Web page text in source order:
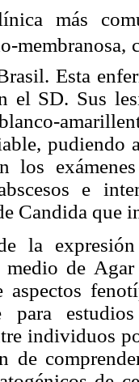
más
membranosa,
Esta
el SD. Sus
pudiendo
los
e
Candida que
la
medio de
individuos
de